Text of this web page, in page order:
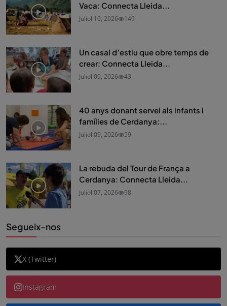
Vaca: Connecta Lleida...
Juliol 10, 2026 149
Un casal d’estiu que obre temps de
crear: Connecta Lleida...
Juliol 09, 2026 43
40 anys donant servei als infants i
famílies de Cerdanya:...
Juliol 09, 2026 59
La rebuda del Tour de França a
Cerdanya: Connecta Lleida...
Juliol 07, 2026 98
Segueix-nos
X (Twitter)
Instagram